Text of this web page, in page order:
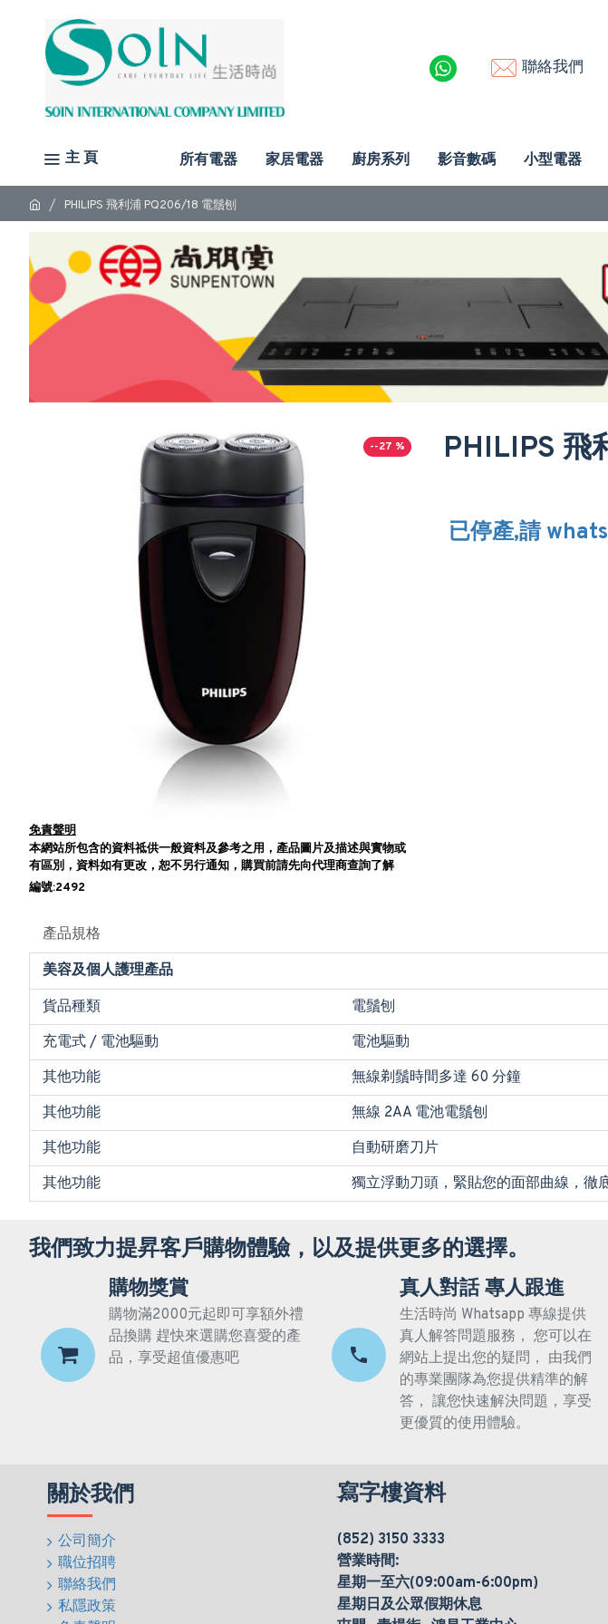
聯絡我們
主 頁 所有電器 家居電器 廚房系列 影音數碼 小型電器
PHILIPS 飛利浦 PQ206/18 電鬚刨
--27 %
免責聲明
本網站所包含的資料祗供一般資料及參考之用，產品圖片及描述與實物或
有區別，資料如有更改，恕不另行通知，購買前請先向代理商查詢了解
編號:2492
PHILIPS 飛
已停產,請
產品規格
美容及個人護理產品
貨品種類
電鬚刨
充電式 / 電池驅動
電池驅動
其他功能
無線剃鬚時間多達 60 分鐘
其他功能
無線 2AA 電池電鬚刨
其他功能
自動研磨刀片
其他功能
獨立浮動刀頭，緊貼您的面部曲線，徹
我們致力提昇客戶購物體驗，以及提供更多的選擇。
購物獎賞
購物滿2000元起即可享額外禮
品換購 趕快來選購您喜愛的產
品，享受超值優惠吧
真人對話 專人跟進
生活時尚 Whatsapp 專線提供
真人解答問題服務， 您可以在
網站上提出您的疑問， 由我們
的專業團隊為您提供精準的解
答， 讓您快速解決問題，享受
更優質的使用體驗。
關於我們
公司簡介
職位招聘
聯絡我們
私隱政策
寫字樓資料
(852) 3150 3333
營業時間:
星期一至六(09:00am-6:00pm)
星期日及公眾假期休息